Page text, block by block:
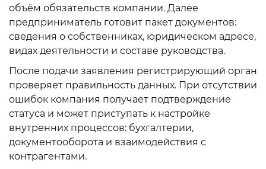
объём обязательств компании. Далее
предприниматель готовит пакет документов:
сведения о собственниках, юридическом адресе,
видах деятельности и составе руководства.
После подачи заявления регистрирующий орган
проверяет правильность данных. При отсутствии
ошибок компания получает подтверждение
статуса и может приступать к настройке
внутренних процессов: бухгалтерии,
документооборота и взаимодействия с
контрагентами.